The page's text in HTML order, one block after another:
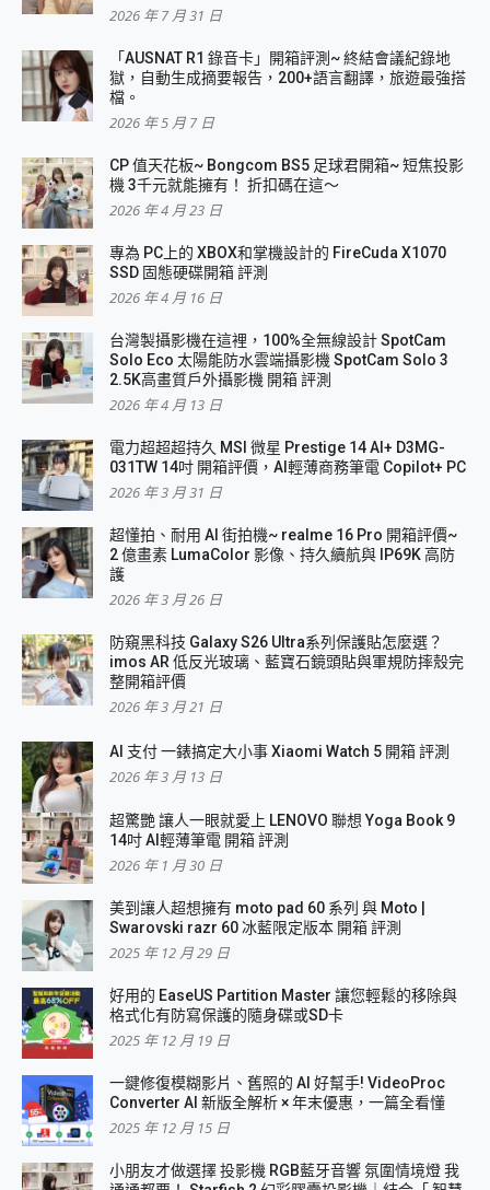
2026 年 7 月 31 日
「AUSNAT R1 錄音卡」開箱評測~ 終結會議紀錄地
獄，自動生成摘要報告，200+語言翻譯，旅遊最強搭
檔。
2026 年 5 月 7 日
CP 值天花板~ Bongcom BS5 足球君開箱~ 短焦投影
機 3千元就能擁有！ 折扣碼在這～
2026 年 4 月 23 日
專為 PC上的 XBOX和掌機設計的 FireCuda X1070
SSD 固態硬碟開箱 評測
2026 年 4 月 16 日
台灣製攝影機在這裡，100%全無線設計 SpotCam
Solo Eco 太陽能防水雲端攝影機 SpotCam Solo 3
2.5K高畫質戶外攝影機 開箱 評測
2026 年 4 月 13 日
電力超超超持久 MSI 微星 Prestige 14 AI+ D3MG-
031TW 14吋 開箱評價，AI輕薄商務筆電 Copilot+ PC
2026 年 3 月 31 日
超懂拍、耐用 AI 街拍機~ realme 16 Pro 開箱評價~
2 億畫素 LumaColor 影像、持久續航與 IP69K 高防
護
2026 年 3 月 26 日
防窺黑科技 Galaxy S26 Ultra系列保護貼怎麼選？
imos AR 低反光玻璃、藍寶石鏡頭貼與軍規防摔殼完
整開箱評價
2026 年 3 月 21 日
AI 支付 一錶搞定大小事 Xiaomi Watch 5 開箱 評測
2026 年 3 月 13 日
超驚艷 讓人一眼就愛上 LENOVO 聯想 Yoga Book 9
14吋 AI輕薄筆電 開箱 評測
2026 年 1 月 30 日
美到讓人超想擁有 moto pad 60 系列 與 Moto |
Swarovski razr 60 冰藍限定版本 開箱 評測
2025 年 12 月 29 日
好用的 EaseUS Partition Master 讓您輕鬆的移除與
格式化有防寫保護的隨身碟或SD卡
2025 年 12 月 19 日
一鍵修復模糊影片、舊照的 AI 好幫手! VideoProc
Converter AI 新版全解析 × 年末優惠，一篇全看懂
2025 年 12 月 15 日
小朋友才做選擇 投影機 RGB藍牙音響 氛圍情境燈 我